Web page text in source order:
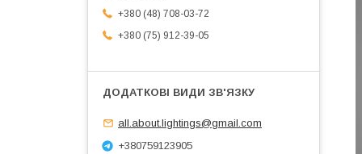
+380 (48) 708-03-72
+380 (75) 912-39-05
all.about.lightings@gmail.com
+380759123905